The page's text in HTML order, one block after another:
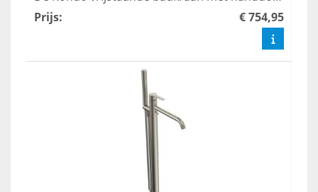
Prijs: € 754,95